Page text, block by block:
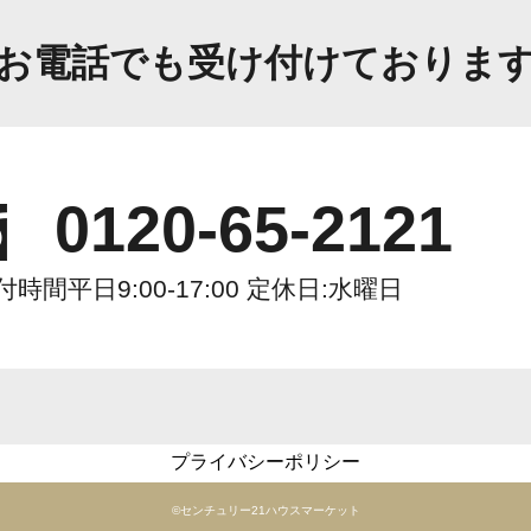
電話でも受け付けておりま
0120-65-2121
時間平日9:00-17:00 定休日:水曜日
プライバシーポリシー
©️センチュリー21ハウスマーケット